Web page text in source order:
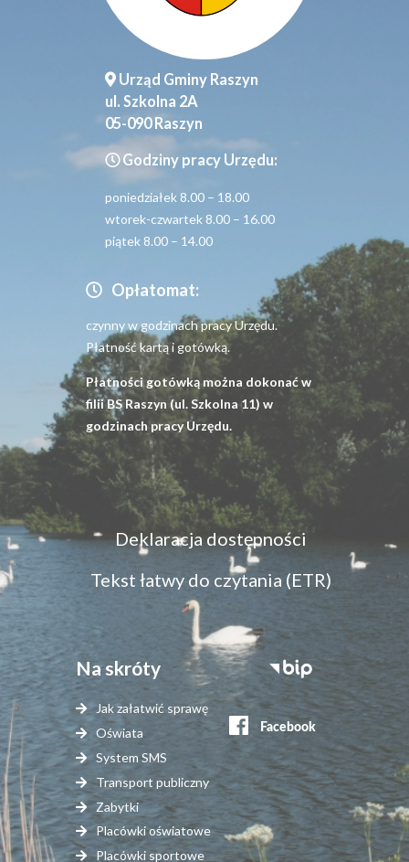
Urząd Gminy Raszyn
ul. Szkolna 2A
05-090 Raszyn
Godziny pracy Urzędu:
poniedziałek 8.00 – 18.00
wtorek-czwartek 8.00 – 16.00
piątek 8.00 – 14.00
Opłatomat:
czynny w godzinach pracy Urzędu.
Płatność kartą i gotówką.
Płatności gotówką można dokonać w
filii BS Raszyn (ul. Szkolna 11) w
godzinach pracy Urzędu.
Menu
dostępność
Deklaracja dostępności
Tekst łatwy do czytania (ETR)
Na skróty
Jak załatwić sprawę
Oświata
System SMS
Transport publiczny
Zabytki
Placówki oświatowe
Placówki sportowe
Stopka
serwisy
zewnętrzne